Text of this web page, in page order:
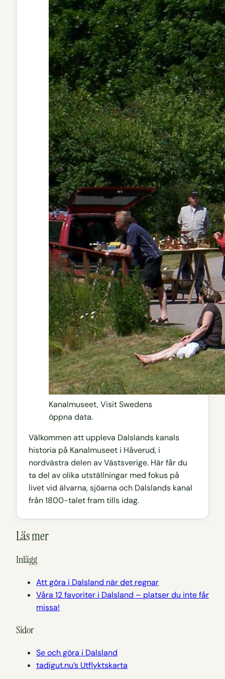
Kanalmuseet, Visit Swedens
öppna data.
Välkommen att uppleva Dalslands kanals
historia på Kanalmuseet i Håverud, i
nordvästra delen av Västsverige. Här får du
ta del av olika utställningar med fokus på
livet vid älvarna, sjöarna och Dalslands kanal
från 1800-talet fram tills idag.
Läs mer
Inlägg
Att göra i Dalsland när det regnar
Våra 12 favoriter i Dalsland – platser du inte får
missa!
Sidor
Se och göra i Dalsland
tadigut.nu’s Utflyktskarta